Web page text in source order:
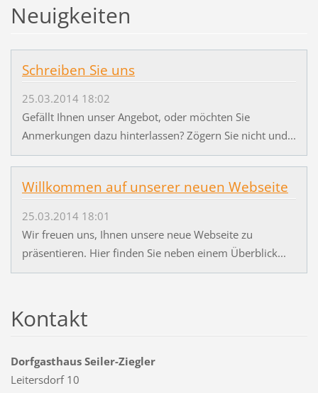
Neuigkeiten
Schreiben Sie uns
25.03.2014 18:02
Gefällt Ihnen unser Angebot, oder möchten Sie
Anmerkungen dazu hinterlassen? Zögern Sie nicht und...
Willkommen auf unserer neuen Webseite
25.03.2014 18:01
Wir freuen uns, Ihnen unsere neue Webseite zu
präsentieren. Hier finden Sie neben einem Überblick...
Kontakt
Dorfgasthaus Seiler-Ziegler
Leitersdorf 10